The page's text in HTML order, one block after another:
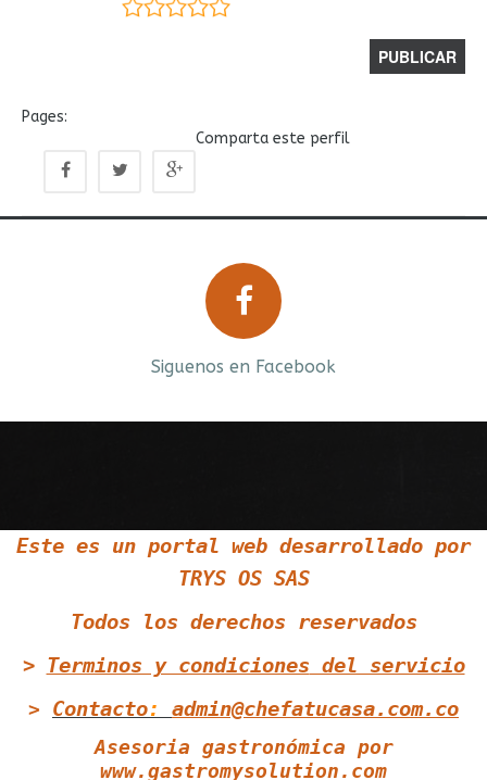
Pages:
Comparta este perfil
Siguenos en Facebook
Este es un portal web desarrollado por
TRYS OS SAS
Todos los derechos reservados
> Terminos y condiciones del servicio
> Contacto: admin@chefatucasa.com.co
Asesoria gastronómica por
www.gastromysolution.com